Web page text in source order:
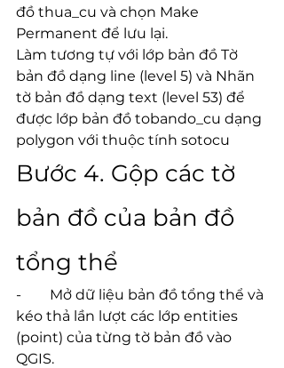
đồ thua_cu và chọn Make
Permanent để lưu lại.
Làm tương tự với lớp bản đồ Tờ
bản đồ dạng line (level 5) và Nhãn
tờ bản đồ dạng text (level 53) để
được lớp bản đồ tobando_cu dạng
polygon với thuộc tính sotocu
Bước 4. Gộp các tờ
bản đồ của bản đồ
tổng thể
-        Mở dữ liệu bản đồ tổng thể và
kéo thả lần lượt các lớp entities
(point) của từng tờ bản đồ vào
QGIS.